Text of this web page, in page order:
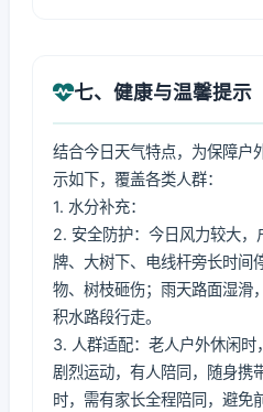
七、健康与温馨提示
结合今日天气特点，为保障户
示如下，覆盖各类人群：
1. 水分补充：
2. 安全防护：今日风力较大，
牌、大树下、电线杆旁长时间
物、树枝砸伤；雨天路面湿滑
积水路段行走。
3. 人群适配：老人户外休闲
剧烈运动，有人陪同，随身携
时，需有家长全程陪同，避免